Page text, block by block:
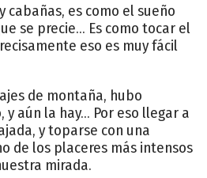
cabañas, es como el sueño
se precie... Es como tocar el
eso es muy fácil
de montaña, hubo
aún la hay... Por eso llegar a
y toparse con una
de los placeres más intensos
mirada.